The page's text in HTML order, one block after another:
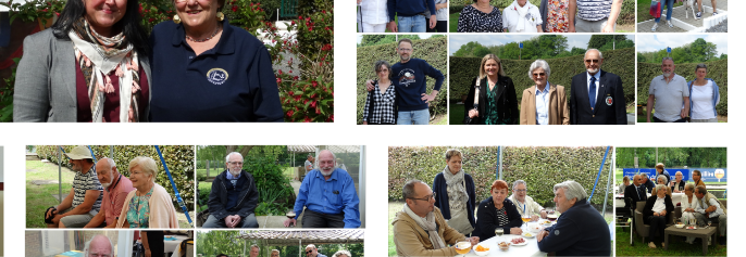
Branding
ARMCHAIR
Branding
ARMCHAIR